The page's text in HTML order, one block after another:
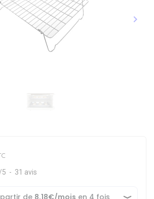
keyboard_arrow_right
/5 - 31 avis